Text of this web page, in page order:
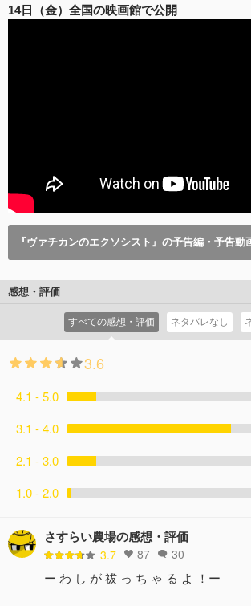
14日（金）全国の映画館で公開
『ヴァチカンのエクソシスト』の予告編・予告動
感想・評価
すべての感想・評価 ネタバレなし
3.6
4.1 - 5.0
3.1 - 4.0
2.1 - 3.0
1.0 - 2.0
さすらい農場の感想・評価
3.7 87 30
ー わ し が 祓 っ ち ゃ る よ ！ー